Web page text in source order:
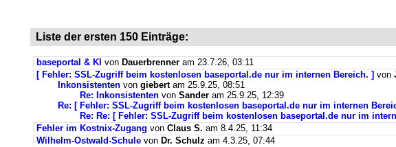
Liste der ersten 150 Einträge:
baseportal & KI von Dauerbrenner am 23.7.26, 03:11
[ Fehler: SSL-Zugriff beim kostenlosen baseportal.de nur im internen Bereich. ] von
Inkonsistenten von giebertam 25.9.25, 08:51
Re: Inkonsistenten von Sander am 25.9.25, 12:39
Re: [ Fehler: SSL-Zugriff beim kostenlosen baseportal.de nur im internen
Re: Re: [ Fehler: SSL-Zugriff beim kostenlosen baseportal.de nur im
Fehler im Kostnix-Zugang von Claus S. am 8.4.25, 11:34
Wilhelm-Ostwald-Schule von Dr. Schulz am 4.3.25, 07:44